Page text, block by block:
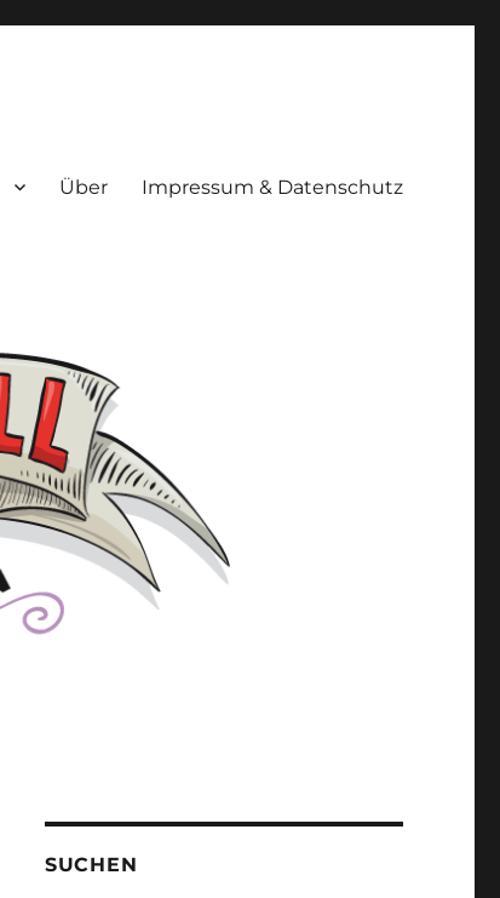
Über Impressum & Datenschutz
SUCHEN